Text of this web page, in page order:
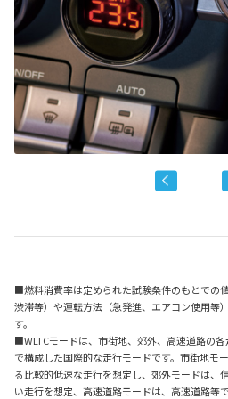
■燃料消費率は定められた試験条件のもとでの
渋滞等）や運転方法（急発進、エアコン使用等
す。
■WLTCモードは、市街地、郊外、高速道路の
で構成した国際的な走行モードです。市街地モ
る比較的低速な走行を想定し、郊外モードは、
い走行を想定、高速道路モードは、高速道路等